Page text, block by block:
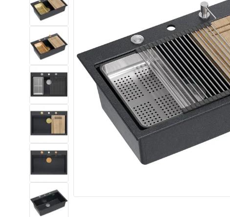
Lineaarne duši äravool
Tualettruumid
Vajub ära
Vannid ja ekraanid
Vannitoa segistid
Köök